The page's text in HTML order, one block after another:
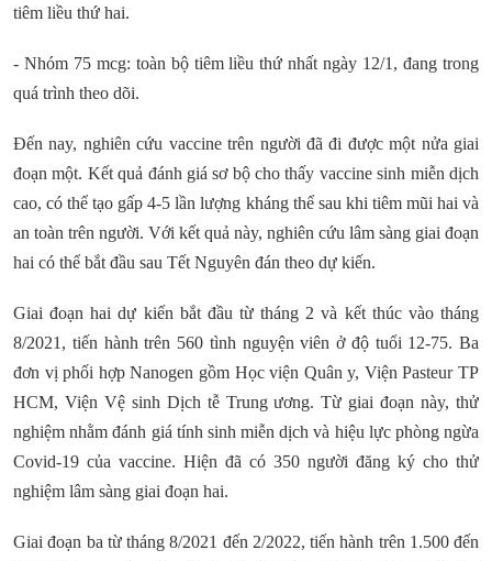
tiêm liều thứ hai.
- Nhóm 75 mcg: toàn bộ tiêm liều thứ nhất ngày 12/1, đang trong
quá trình theo dõi.
Đến nay, nghiên cứu vaccine trên người đã đi được một nửa giai
đoạn một. Kết quả đánh giá sơ bộ cho thấy vaccine sinh miễn dịch
cao, có thể tạo gấp 4-5 lần lượng kháng thể sau khi tiêm mũi hai và
an toàn trên người. Với kết quả này, nghiên cứu lâm sàng giai đoạn
hai có thể bắt đầu sau Tết Nguyên đán theo dự kiến.
Giai đoạn hai dự kiến bắt đầu từ tháng 2 và kết thúc vào tháng
8/2021, tiến hành trên 560 tình nguyện viên ở độ tuổi 12-75. Ba
đơn vị phối hợp Nanogen gồm Học viện Quân y, Viện Pasteur TP
HCM, Viện Vệ sinh Dịch tễ Trung ương. Từ giai đoạn này, thử
nghiệm nhằm đánh giá tính sinh miễn dịch và hiệu lực phòng ngừa
Covid-19 của vaccine. Hiện đã có 350 người đăng ký cho thử
nghiệm lâm sàng giai đoạn hai.
Giai đoạn ba từ tháng 8/2021 đến 2/2022, tiến hành trên 1.500 đến